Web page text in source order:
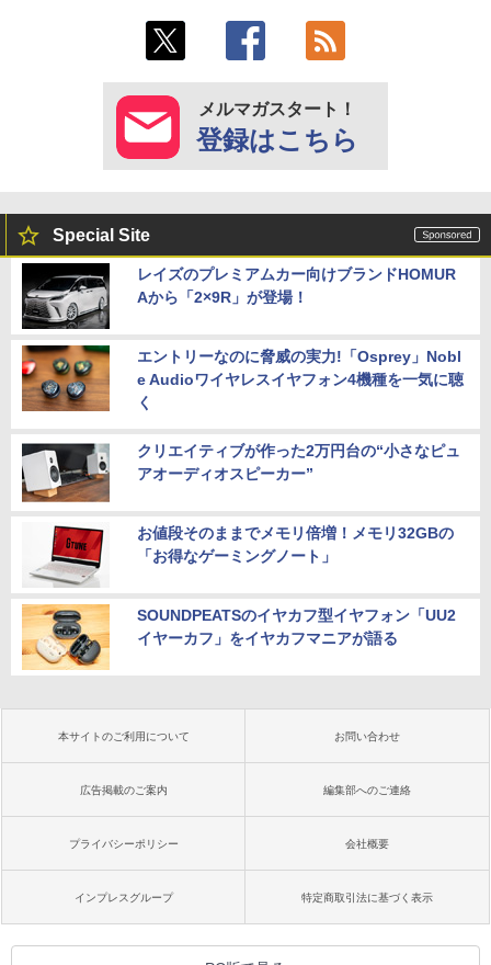
メルマガスタート！
登録はこちら
Special Site
レイズのプレミアムカー向けブランドHOMUR
Aから「2×9R」が登場！
エントリーなのに脅威の実力!「Osprey」Nobl
e Audioワイヤレスイヤフォン4機種を一気に聴
く
クリエイティブが作った2万円台の“小さなピュ
アオーディオスピーカー”
お値段そのままでメモリ倍増！メモリ32GBの
「お得なゲーミングノート」
SOUNDPEATSのイヤカフ型イヤフォン「UU2
イヤーカフ」をイヤカフマニアが語る
本サイトのご利用について お問い合わせ
広告掲載のご案内 編集部へのご連絡
プライバシーポリシー 会社概要
インプレスグループ 特定商取引法に基づく表示